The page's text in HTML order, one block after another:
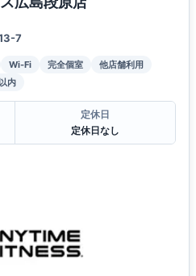
7
Wi-Fi 完全個室
他店舗利用
内
定休日
定休日なし